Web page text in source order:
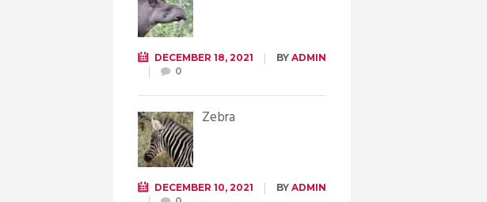
DECEMBER 18, 2021 BY ADMIN
0
Zebra
DECEMBER 10, 2021 BY ADMIN